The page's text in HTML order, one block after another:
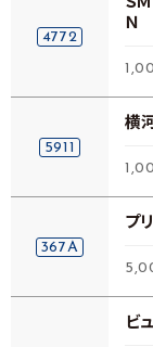
4772
Ｓ
Ｎ
5911
横
367A
プ
ビ